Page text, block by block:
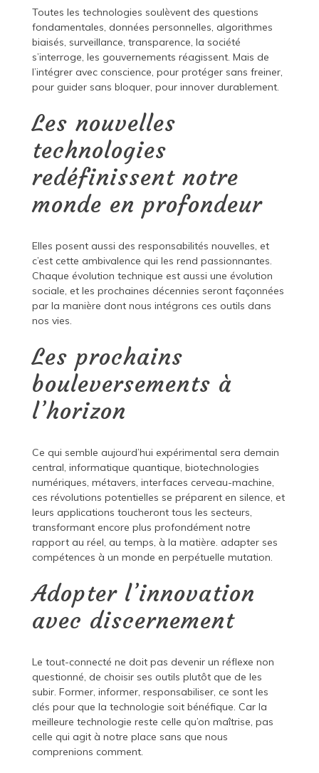
Toutes les technologies soulèvent des questions
fondamentales, données personnelles, algorithmes
biaisés, surveillance, transparence, la société
s’interroge, les gouvernements réagissent. Mais de
l’intégrer avec conscience, pour protéger sans freiner,
pour guider sans bloquer, pour innover durablement.
Les nouvelles
technologies
redéfinissent notre
monde en profondeur
Elles posent aussi des responsabilités nouvelles, et
c’est cette ambivalence qui les rend passionnantes.
Chaque évolution technique est aussi une évolution
sociale, et les prochaines décennies seront façonnées
par la manière dont nous intégrons ces outils dans
nos vies.
Les prochains
bouleversements à
l’horizon
Ce qui semble aujourd’hui expérimental sera demain
central, informatique quantique, biotechnologies
numériques, métavers, interfaces cerveau-machine,
ces révolutions potentielles se préparent en silence, et
leurs applications toucheront tous les secteurs,
transformant encore plus profondément notre
rapport au réel, au temps, à la matière. adapter ses
compétences à un monde en perpétuelle mutation.
Adopter l’innovation
avec discernement
Le tout-connecté ne doit pas devenir un réflexe non
questionné, de choisir ses outils plutôt que de les
subir. Former, informer, responsabiliser, ce sont les
clés pour que la technologie soit bénéfique. Car la
meilleure technologie reste celle qu’on maîtrise, pas
celle qui agit à notre place sans que nous
comprenions comment.